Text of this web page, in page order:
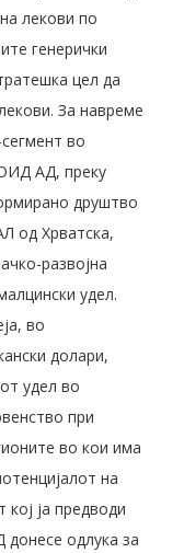
лекови по
генерички
цел да
За навреме
во
АД, преку
друштво
Хрватска,
развојна
удел.
во
долари,
удел во
при
во кои има
на
ја предводи
одлука за